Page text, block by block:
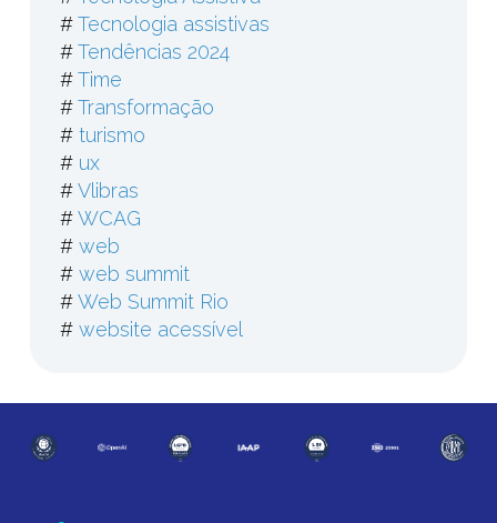
#Tecnologia assistivas
#Tendências 2024
#Time
#Transformação
# turismo
# ux
#Vlibras
#WCAG
# web
# web summit
#Web Summit Rio
# website acessível